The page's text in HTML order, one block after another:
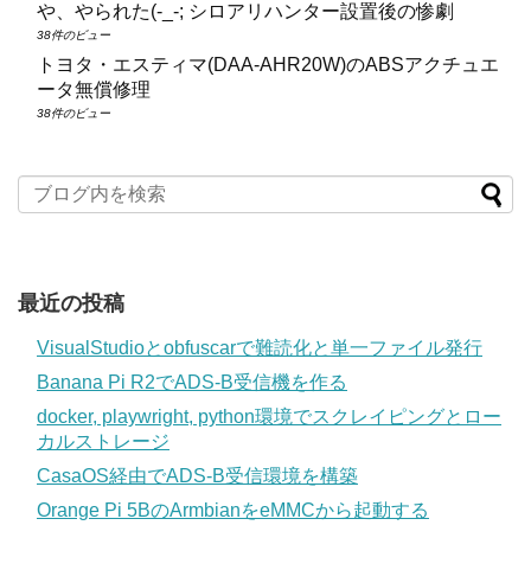
や、やられた(-_-; シロアリハンター設置後の惨劇
38件のビュー
トヨタ・エスティマ(DAA‑AHR20W)のABSアクチュエ
ータ無償修理
38件のビュー
最近の投稿
VisualStudioとobfuscarで難読化と単一ファイル発行
Banana Pi R2でADS-B受信機を作る
docker, playwright, python環境でスクレイピングとロー
カルストレージ
CasaOS経由でADS-B受信環境を構築
Orange Pi 5BのArmbianをeMMCから起動する